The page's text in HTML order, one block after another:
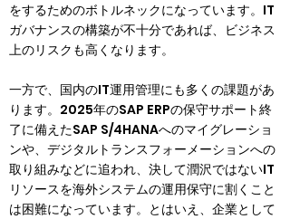
をするためのボトルネックになっています。IT
ガバナンスの構築が不十分であれば、ビジネス
上のリスクも高くなります。
一方で、国内のIT運用管理にも多くの課題があ
ります。2025年のSAP ERPの保守サポート終
了に備えたSAP S/4HANAへのマイグレーショ
ンや、デジタルトランスフォーメーションへの
取り組みなどに追われ、決して潤沢ではないIT
リソースを海外システムの運用保守に割くこと
は困難になっています。とはいえ、企業として